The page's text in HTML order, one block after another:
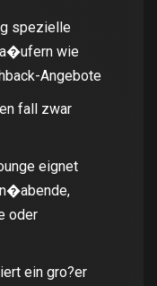
spezielle
wie
Angebote
fall zwar
eignet
oder
ein gro?er